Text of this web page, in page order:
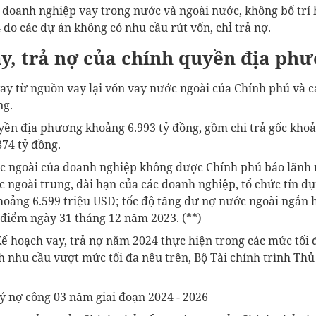
nghiệp vay trong nước và ngoài nước, không bố trí
các dự án không có nhu cầu rút vốn, chỉ trả nợ.
trả nợ của chính quyền địa
từ nguồn vay lại vốn vay nước ngoài của Chính phủ và
địa phương khoảng 6.993 tỷ đồng, gồm chi trả gốc
tỷ đồng.
ngoài của doanh nghiệp không được Chính phủ bảo lãnh
ngoài trung, dài hạn của các doanh nghiệp, tổ chức tín
6.599 triệu USD; tốc độ tăng dư nợ nước ngoài ngắn
ngày 31 tháng 12 năm 2023. (**)
hoạch vay, trả nợ năm 2024 thực hiện trong các mức tối
nhu cầu vượt mức tối đa nêu trên, Bộ Tài chính trình
công 03 năm giai đoạn 2024 - 2026